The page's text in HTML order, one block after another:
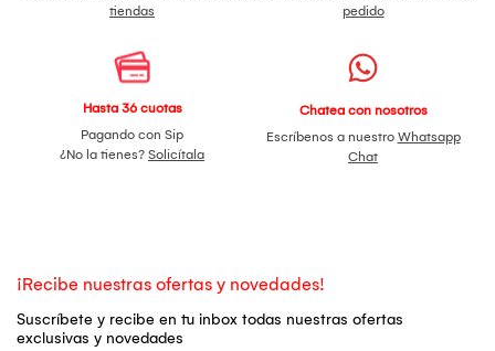
tiendas
pedido
Hasta 36 cuotas
Pagando con Sip
¿No la tienes? Solicítala
Chatea con nosotros
Escríbenos a nuestro Whatsapp
Chat
¡Recibe nuestras ofertas y novedades!
Suscríbete y recibe en tu inbox todas nuestras ofertas
exclusivas y novedades